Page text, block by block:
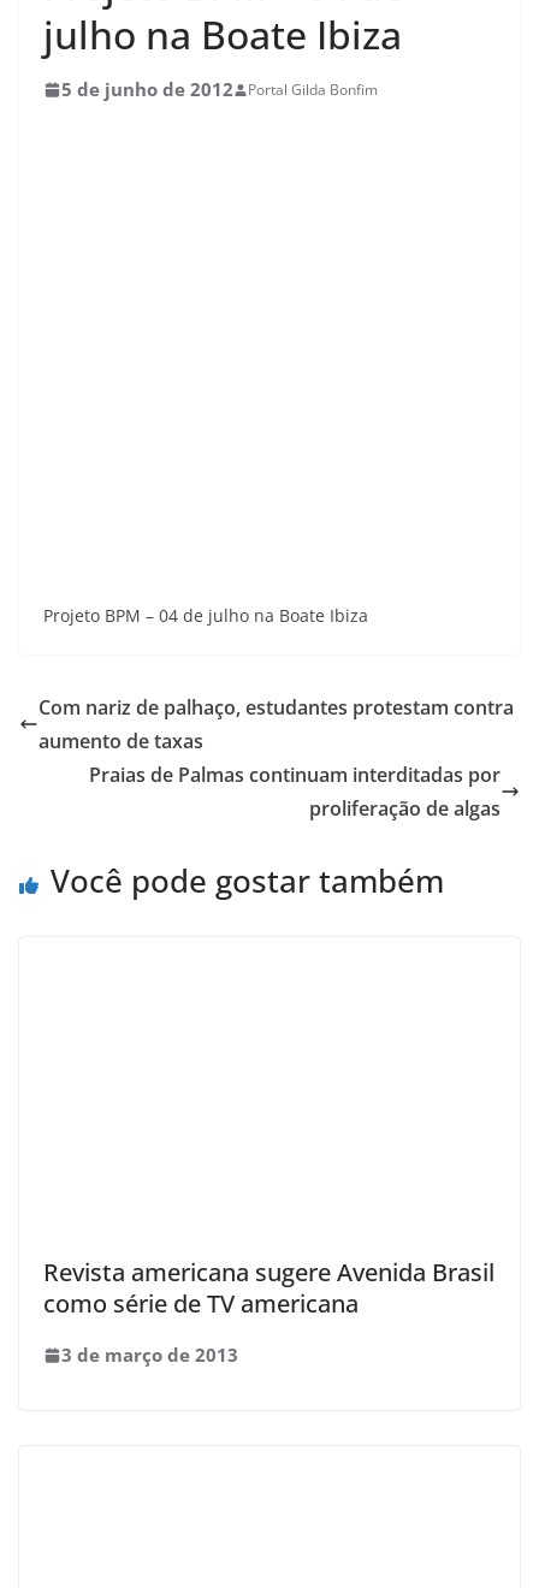
julho na Boate Ibiza
5 de junho de 2012 Portal Gilda Bonfim
Projeto BPM – 04 de julho na Boate Ibiza
Com nariz de palhaço, estudantes protestam contra
aumento de taxas
Praias de Palmas continuam interditadas por
proliferação de algas
Você pode gostar também
Revista americana sugere Avenida Brasil
como série de TV americana
3 de março de 2013